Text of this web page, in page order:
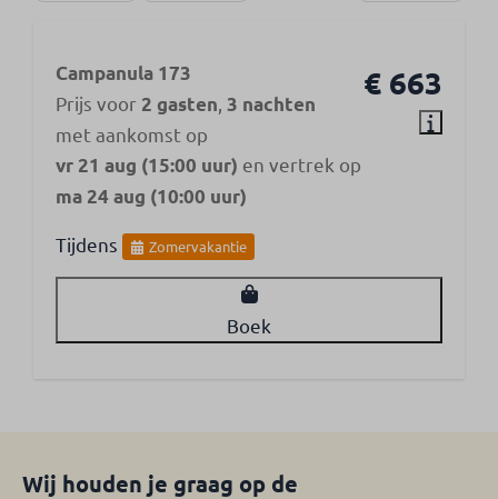
€ 663
Campanula 173
Prijs voor 2 gasten 3 nachten
met aankomst op
vr 21 aug (15:00 uur) en vertrek op
ma 24 aug (10:00 uur)
Tijdens Zomervakantie
Boek
Wij houden je graag op de